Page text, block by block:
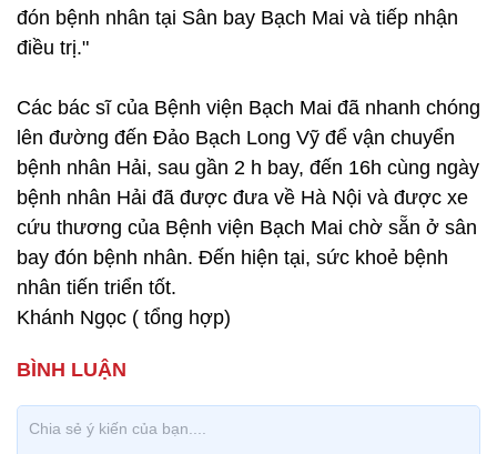
đón bệnh nhân tại Sân bay Bạch Mai và tiếp nhận
điều trị."
Các bác sĩ của Bệnh viện Bạch Mai đã nhanh chóng
lên đường đến Đảo Bạch Long Vỹ để vận chuyển
bệnh nhân Hải, sau gần 2 h bay, đến 16h cùng ngày
bệnh nhân Hải đã được đưa về Hà Nội và được xe
cứu thương của Bệnh viện Bạch Mai chờ sẵn ở sân
bay đón bệnh nhân. Đến hiện tại, sức khoẻ bệnh
nhân tiến triển tốt.
Khánh Ngọc ( tổng hợp)